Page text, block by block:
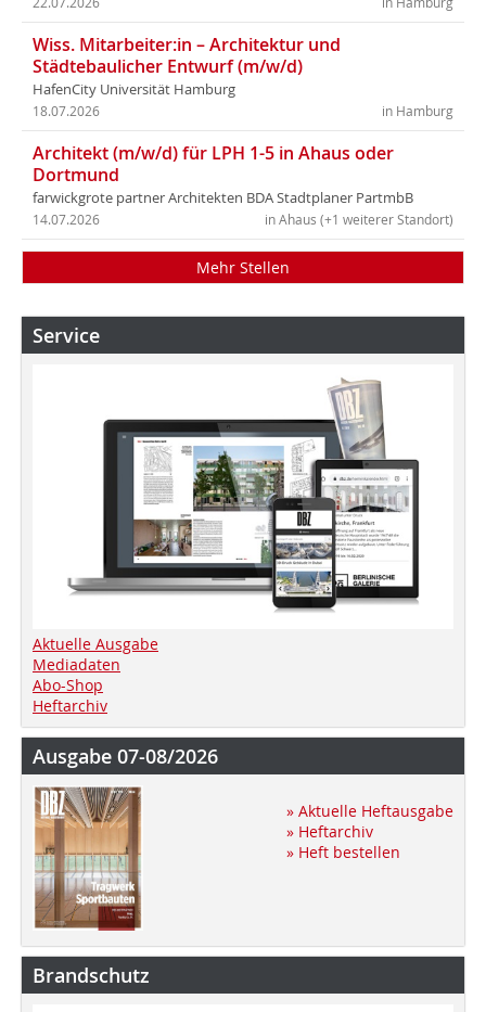
Wiss. Mitarbeiter:in – Architektur und
Städtebaulicher Entwurf (m/w/d)
HafenCity Universität Hamburg
in Hamburg
18.07.2026
Architekt (m/w/d) für LPH 1-5 in Ahaus oder
Dortmund
farwickgrote partner Architekten BDA Stadtplaner PartmbB
in Ahaus (+1 weiterer Standort)
14.07.2026
Mehr Stellen
Service
Aktuelle Ausgabe
Mediadaten
Abo-Shop
Heftarchiv
Ausgabe 07-08/2026
» Aktuelle Heftausgabe
» Heftarchiv
» Heft bestellen
Brandschutz